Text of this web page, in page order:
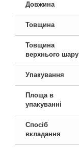
Довжина
Товщина
Товщина
верхнього шару
Упакування
Площа в
упакуванні
Спосіб
вкладання